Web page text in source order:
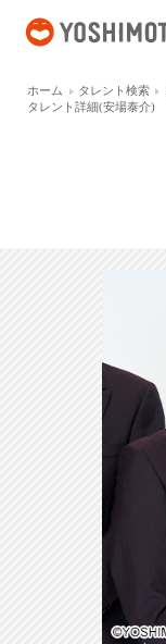
ホーム タレント検索
タレント詳細(安場泰介)